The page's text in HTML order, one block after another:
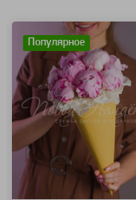
Популярное